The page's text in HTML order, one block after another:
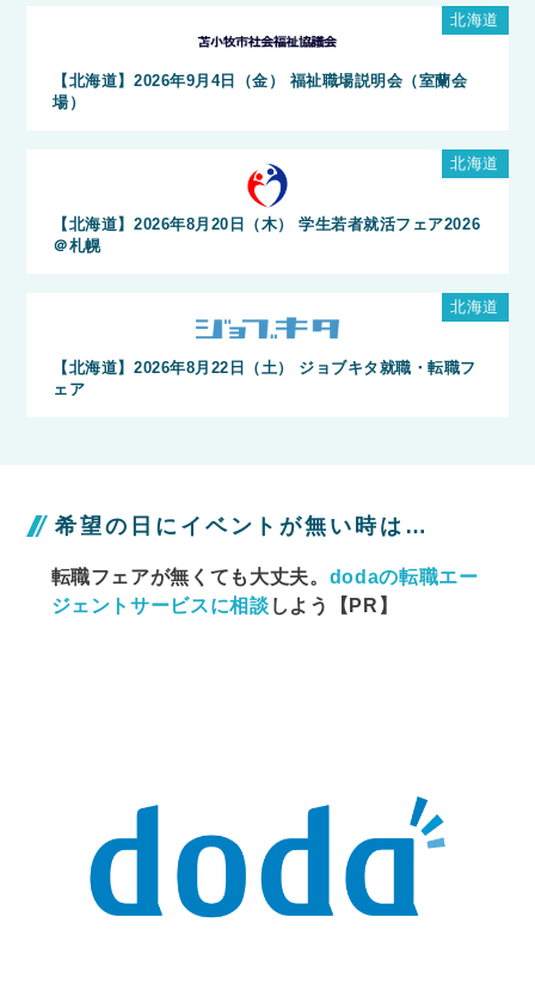
【北海道】2026年9月4日（金） 福祉職場説明会（室蘭会
場）
北海道
【北海道】2026年8月20日（木） 学生若者就活フェア2026
＠札幌
北海道
【北海道】2026年8月22日（土） ジョブキタ就職・転職フ
ェア
北海道
希望の日にイベントが無い時は…
転職フェアが無くても大丈夫。 dodaの転職エー
ジェントサービスに相談 しよう【PR】